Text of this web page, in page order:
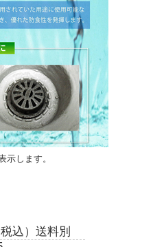
示します。
込）送料別